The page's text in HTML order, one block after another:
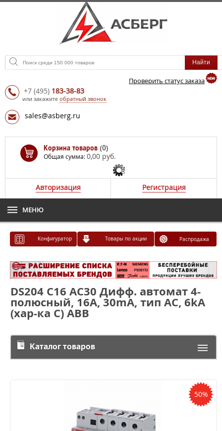
Проверить статус заказа
+7 (495) 183-38-83
или закажите обратный звонок
sales@asberg.ru
Корзина товаров (0)
Общая сумма:0,00 руб.
Авторизация Регистрация
МЕНЮ
Конфигуратор Товары по акции Распродажа
DS204 C16 AC30 Дифф. автомат 4-
полюсный, 16A, 30mA, тип АC, 6kA
(хар-ка C) ABB
Каталог товаров
50%